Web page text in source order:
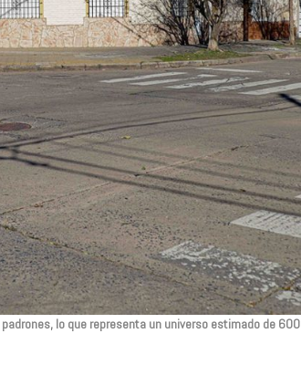
lo que representa un universo estimado de 600